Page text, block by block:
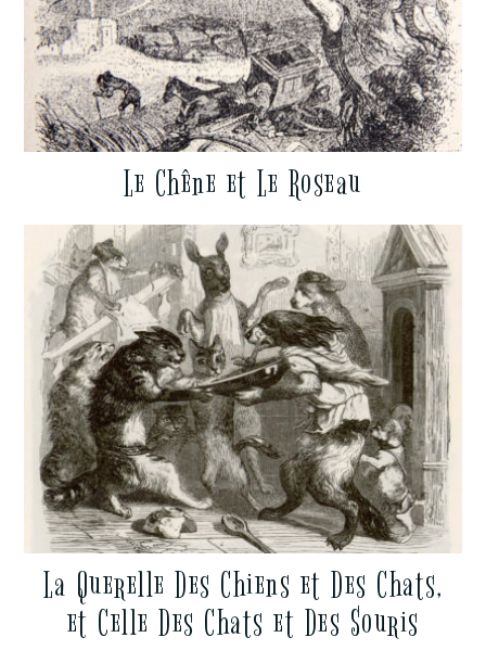
Le Chêne et Le Roseau
La Querelle Des Chiens et Des Chats,
et Celle Des Chats et Des Souris